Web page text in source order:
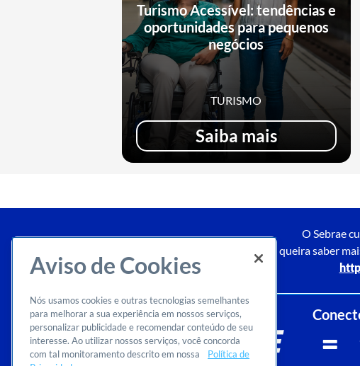
Turismo Acessível: tendências e
oportunidades para pequenos
negócios
TURISMO
Saiba mais
O Sebrae
Caso queira saber
Aviso de Cookies
Nós usamos cookies e outras tecnologias semelhantes
para melhorar a sua experiência em nossos serviços,
personalizar publicidade e recomendar conteúdo de seu
interesse. Ao utilizar nossos serviços, você concorda
com tal monitoramento descrito em nossa
Política de